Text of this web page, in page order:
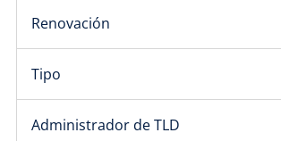
Renovación
Tipo
Administrador de TLD